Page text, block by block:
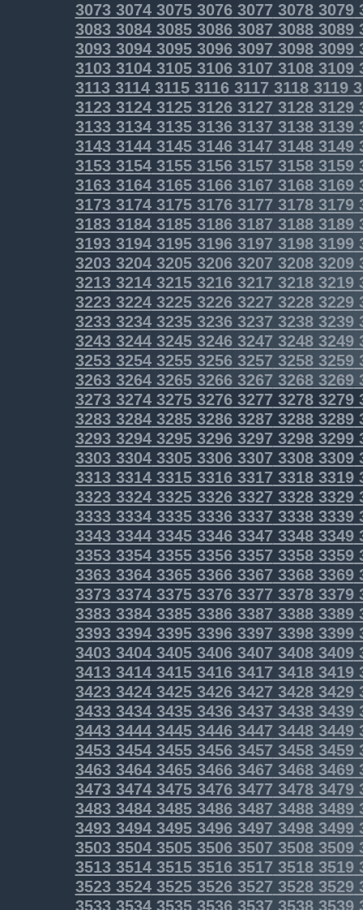
3073307430753076307730783079
3083308430853086308730883089
3093309430953096309730983099
3103310431053106310731083109
3113311431153116311731183119
3123312431253126312731283129
3133313431353136313731383139
3143314431453146314731483149
31533154315531563157 31583159
31633164316531663167 31683169
3173317431753176317731783179
31833184318531863187 31883189
31933194319531963197 31983199
32033204320532063207 32083209
32133214321532163217 32183219
32233224322532263227 32283229
32333234323532363237 32383239
32433244324532463247 32483249
32533254325532563257 32583259
32633264326532663267 32683269
3273327432753276327732783279
3283328432853286328732883289
3293329432953296329732983299
3303330433053306330733083309
3313331433153316331733183319
3323332433253326332733283329
3333333433353336333733383339
3343334433453346334733483349
3353335433553356335733583359
3363336433653366336733683369
3373337433753376337733783379
3383338433853386338733883389
3393339433953396339733983399
3403340434053406340734083409
3413341434153416341734183419
3423342434253426342734283429
3433343434353436343734383439
34433444344534463447 34483449
34533454345534563457 34583459
3463346434653466346734683469
34733474347534763477 34783479
34833484348534863487 34883489
34933494349534963497 34983499
35033504350535063507 35083509
35133514351535163517 35183519
35233524352535263527 35283529
35333534353535363537 35383539